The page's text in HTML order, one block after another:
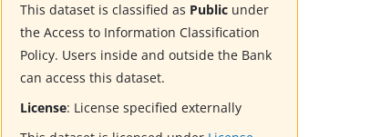
This dataset is classified as Public under
the Access to Information Classification
Policy. Users inside and outside the Bank
can access this dataset.
License: License specified externally